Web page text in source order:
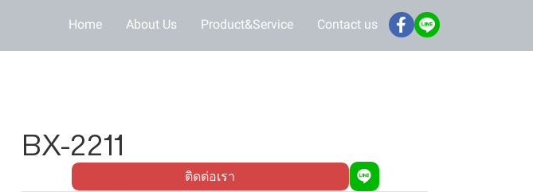
Home About Us Product&Service Contact us
BX-2211
ติดต่อเรา